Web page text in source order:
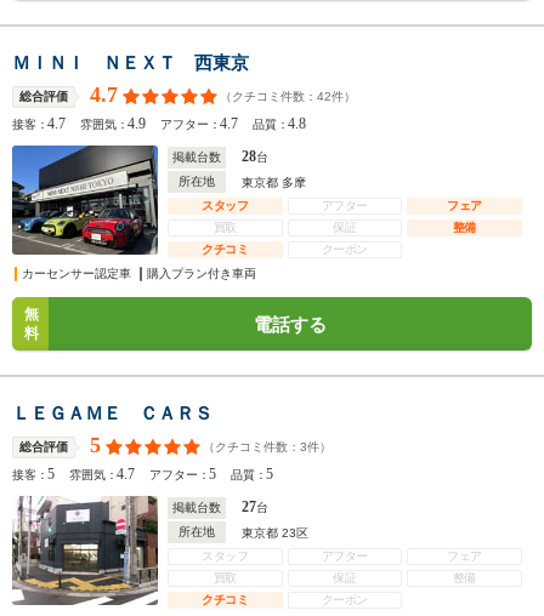
ＭＩＮＩ ＮＥＸＴ 西東京
総合評価 4.7 （クチコミ件数： 42件）
接客：4.7 雰囲気：4.9 アフター：4.7 品質：4.8
掲載台数 28台
所在地
東京都 多摩
スタッフ
アフター
フェア
買取
保証
整備
クチコミ
クーポン
カーセンサー認定車
購入プラン付き車両
無
料
電話する
ＬＥＧＡＭＥ ＣＡＲＳ
総合評価 5 （クチコミ件数： 3件）
接客：5 雰囲気：4.7 アフター：5 品質：5
掲載台数 27台
所在地
東京都 23区
スタッフ
アフター
フェア
買取
保証
整備
クチコミ
クーポン